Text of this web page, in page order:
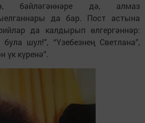
бәйләгәннәре дә, алмаз
да бар. Пост астына
да калдырып өлгергәннәр:
шул!”, “Үзебезнең Светлана”,
үк күренә”.